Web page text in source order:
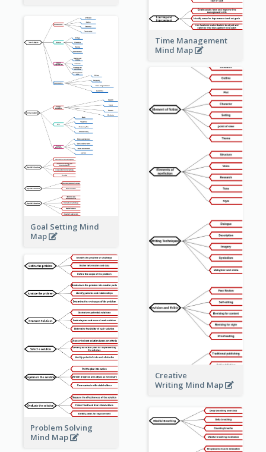
Time Management
Mind Map
Goal Setting Mind
Map
Creative
Writing Mind Map
Problem Solving
Mind Map